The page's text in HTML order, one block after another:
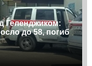
Геленджиком:
до 58, погиб